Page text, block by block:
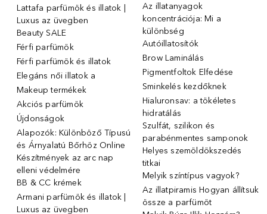
Lattafa parfümök és illatok |
Luxus az üvegben
Beauty SALE
Férfi parfümök
Férfi parfümök és illatok
Elegáns női illatok ️a
Makeup termékek
Akciós parfümök
Újdonságok
Alapozók: Különböző Típusú
és Árnyalatú Bőrhöz Online
Készítmények az arc nap
elleni védelmére
BB & CC krémek
Armani parfümök és illatok |
Luxus az üvegben
Az illatanyagok
koncentrációja: Mi a
különbség
Autóillatosítók
Brow Laminálás
Pigmentfoltok Elfedése
Sminkelés kezdőknek
Hialuronsav: a tökéletes
hidratálás
Szulfát, szilikon és
parabénmentes samponok
Helyes szemöldökszedés
titkai
Melyik színtípus vagyok?
Az illatpiramis Hogyan állítsuk
össze a parfümöt